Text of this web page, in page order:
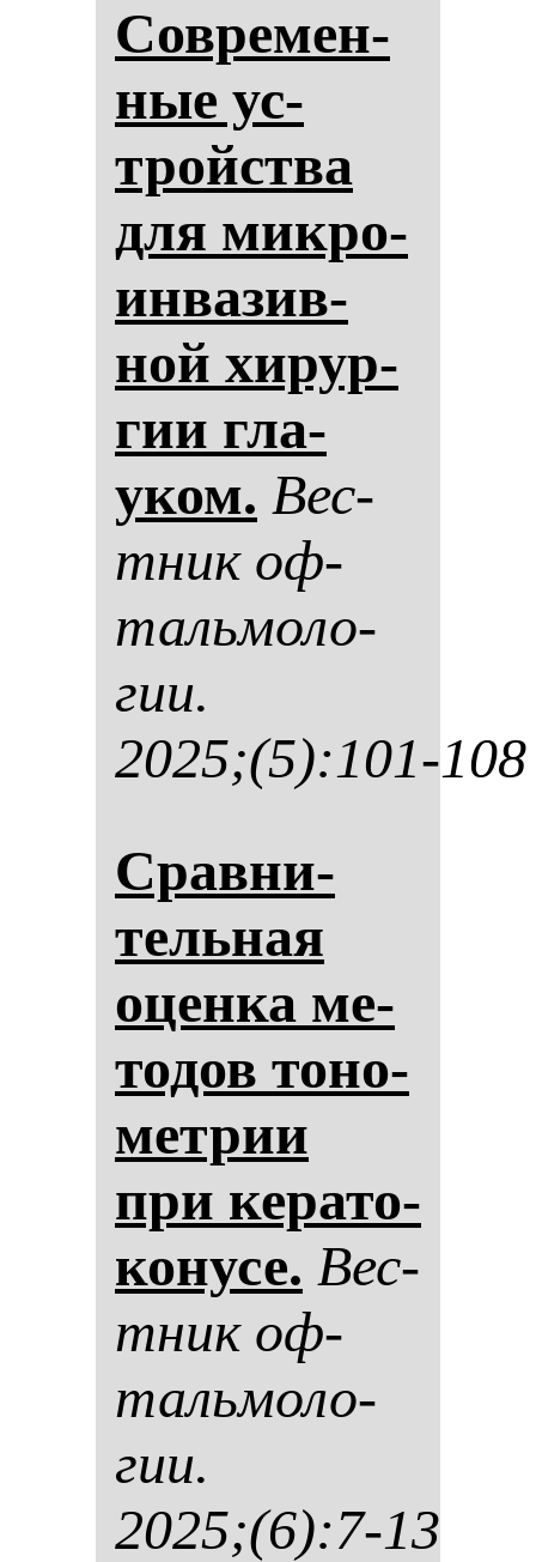
Сов­ре­мен­
ные ус­
тройства
для мик­ро­
ин­ва­зив­
ной хи­рур­
гии гла­
уком. Вес­
тник оф­
таль­мо­ло­
гии.
2025;(5):101-108
Срав­ни­
тель­ная
оцен­ка ме­
то­дов то­но­
мет­рии
при ке­ра­то­
ко­ну­се. Вес­
тник оф­
таль­мо­ло­
гии.
2025;(6):7-13